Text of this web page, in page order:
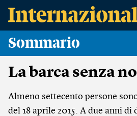
Sommario
La barca senza
Almeno settecento persone
del 18 aprile 2015. A due anni di